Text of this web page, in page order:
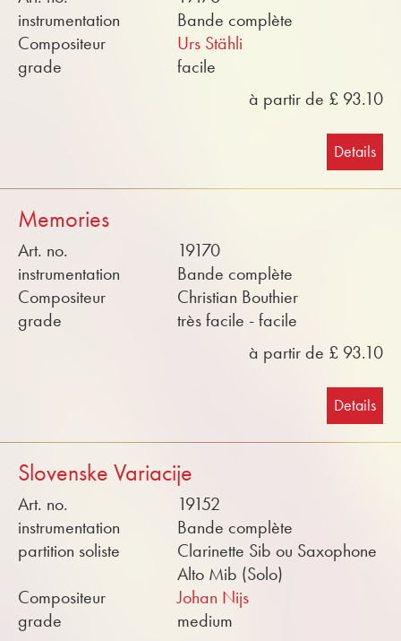
instrumentation
Bande complète
Compositeur
Urs Stähli
grade
facile
à partir de £ 93.10
Details
Memories
Art. no.
19170
instrumentation
Bande complète
Compositeur
Christian Bouthier
grade
très facile - facile
à partir de £ 93.10
Details
Slovenske Variacije
Art. no.
19152
instrumentation
Bande complète
partition soliste
Clarinette Sib ou Saxophone
Alto Mib (Solo)
Compositeur
Johan Nijs
grade
medium